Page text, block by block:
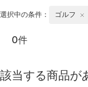
選択中の条件： ゴルフ
0件
該当する商品が